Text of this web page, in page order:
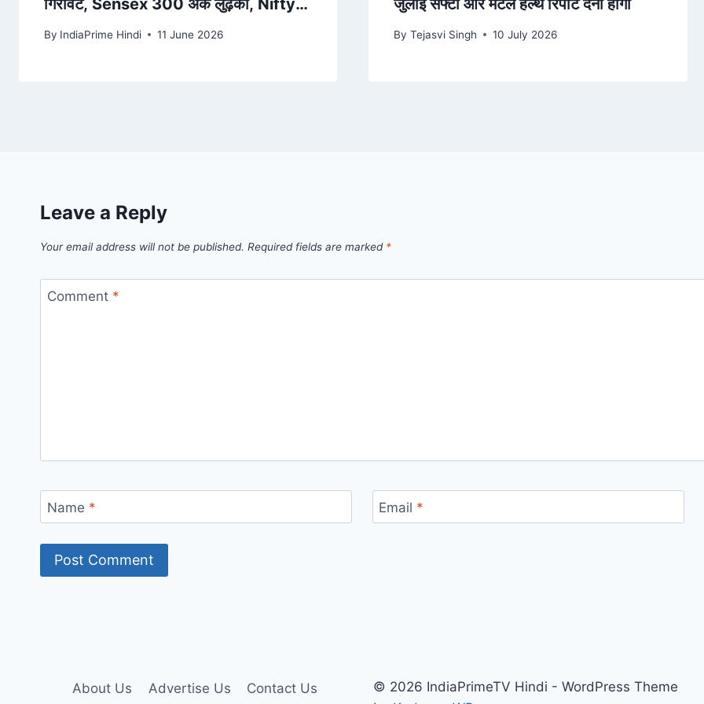
गिरावट, Sensex 300 अंक लुढ़का, Nifty
23200 अंक के नीचे – Jansatta
By IndiaPrime Hindi 11 June 2026
जुलाई सेफ्टी और मेंटल हेल्थ रिपोर्ट देनी होगी
By Tejasvi Singh 10 July 2026
Leave a Reply
Your email address will not be published. Required fields are marked *
Comment *
Name * Email *
About Us Advertise Us Contact Us
© 2026 IndiaPrimeTV Hindi - WordPress Theme